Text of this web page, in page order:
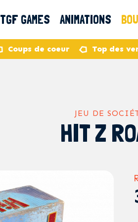
TGF GAMES ANIMATIONS
Coups de coeur Top des
JEU DE
HIT Z